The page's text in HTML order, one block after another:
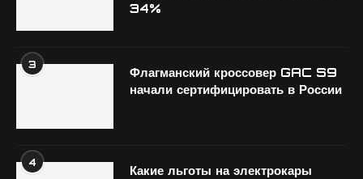
34%
3
Флагманский кроссовер GAC S9
начали сертифицировать в России
4
Какие льготы на электрокары